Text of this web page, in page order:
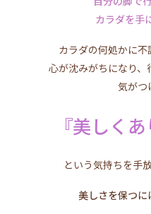
カラダを手
カラダの何処かに
心が沈みがちになり、
気がつ
『美しく
という気持ちを手
美しさを保つに